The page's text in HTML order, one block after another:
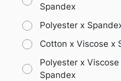
Spandex
Polyester x
Cotton x Viscose x
Polyester x
Spandex